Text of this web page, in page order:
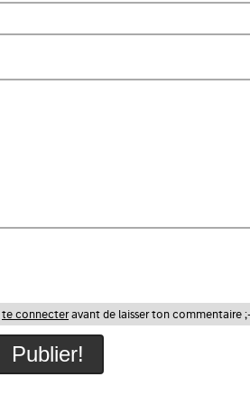
te connecteravant de laisser ton commentaire